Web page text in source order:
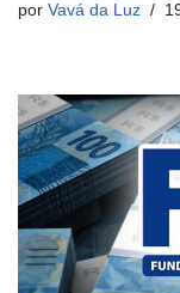
por Vavá da Luz